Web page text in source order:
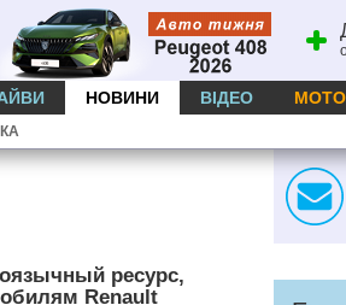
НОВИНИ ВІДЕО МОТО
ресурс,
Renault